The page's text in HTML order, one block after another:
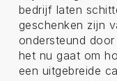
bedrijf laten
geschenken zijn
ondersteund
het nu gaat om
een uitgebreide